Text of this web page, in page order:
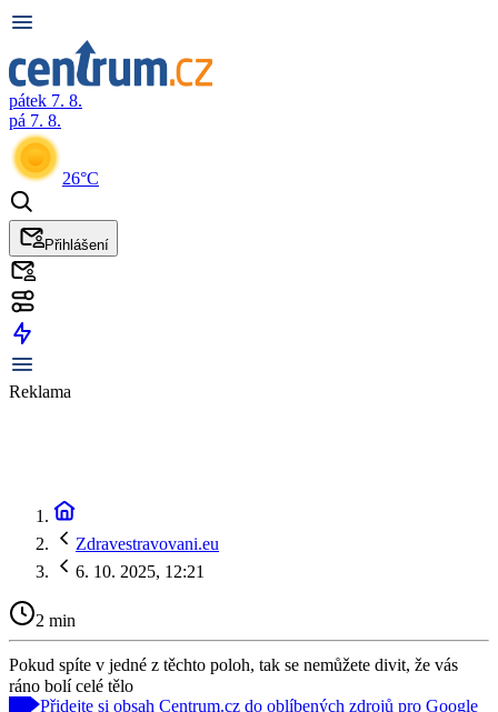
pátek 7. 8.
pá 7. 8.
26°C
Přihlášení
Reklama
Zdravestravovani.eu
6. 10. 2025, 12:21
2 min
Pokud spíte v jedné z těchto poloh, tak se nemůžete divit, že vás
ráno bolí celé tělo
Přidejte si obsah Centrum.cz do oblíbených zdrojů pro Google